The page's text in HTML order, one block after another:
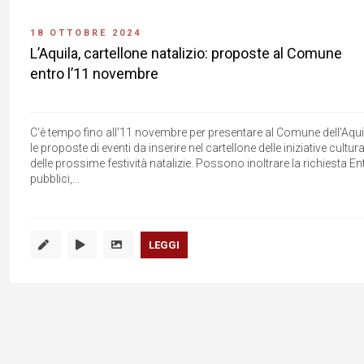
18 OTTOBRE 2024
L’Aquila, cartellone natalizio: proposte al Comune
entro l’11 novembre
C'è tempo fino all'11 novembre per presentare al Comune
le proposte di eventi da inserire nel cartellone delle iniziative
delle prossime festività natalizie. Possono inoltrare la richiesta
pubblici,...
LEGGI